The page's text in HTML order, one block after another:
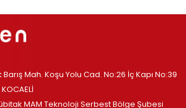
Barış Mah. Koşu Yolu Cad. No:26 İç Kapı No:39
MAM Teknoloji Serbest Bölge Şubesi